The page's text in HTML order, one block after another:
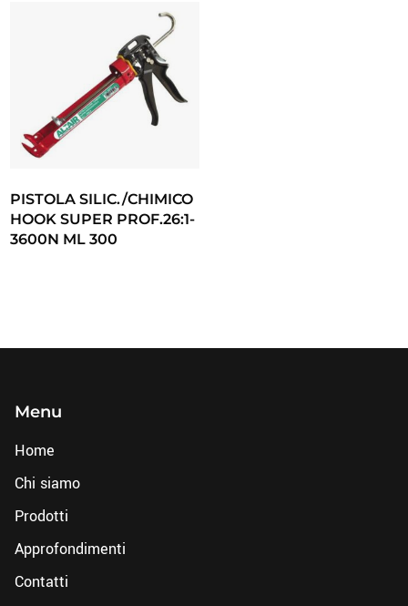
PISTOLA SILIC./CHIMICO
HOOK SUPER PROF.26:1-
3600N ML 300
Menu
Home
Chi siamo
Prodotti
Approfondimenti
Contatti